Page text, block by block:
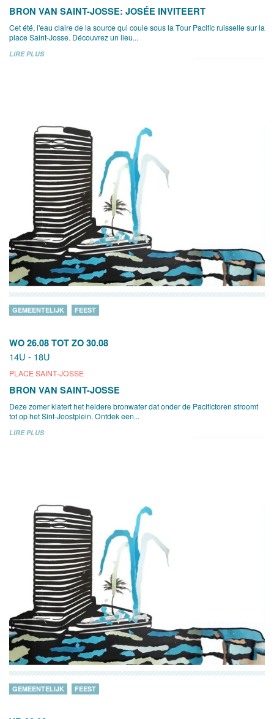
BRON VAN SAINT-JOSSE: JOSÉE INVITEERT
Cet été, l'eau claire de la source qui coule sous la Tour Pacific ruisselle sur la
place Saint-Josse. Découvrez un lieu...
LIRE PLUS
WO 26.08 TOT ZO 30.08
14U - 18U
PLACE SAINT-JOSSE
GEMEENTELIJK FEEST
BRON VAN SAINT-JOSSE
Deze zomer klatert het heldere bronwater dat onder de Pacifictoren stroomt
tot op het Sint-Joostplein. Ontdek een...
LIRE PLUS
GEMEENTELIJK FEEST